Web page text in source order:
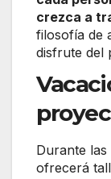
crezca a
filosofía de
disfrute del
Durante
ofrecerá